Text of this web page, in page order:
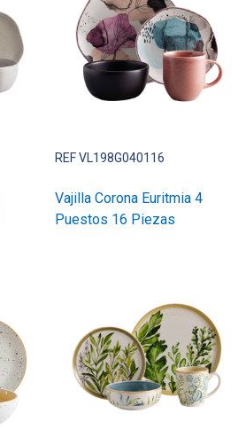
REF VL198G040116
Vajilla Corona Euritmia 4
Puestos 16 Piezas